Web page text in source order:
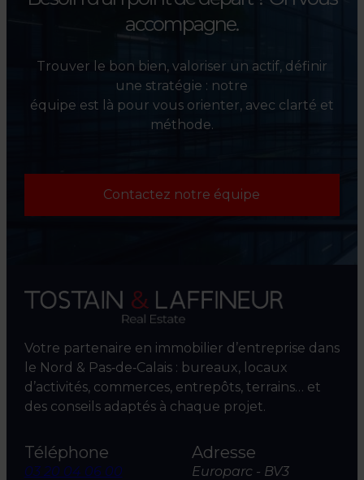
accompagne.
Trouver le bon bien, valoriser un actif, définir
une stratégie : notre
équipe est là pour vous orienter, avec clarté et
méthode.
Contactez notre équipe
Votre partenaire en immobilier d’entreprise dans
le Nord & Pas‑de‑Calais : bureaux, locaux
d’activités, commerces, entrepôts, terrains… et
des conseils adaptés à chaque projet.
Téléphone
03 20 04 06 00
Adresse
Europarc - BV3